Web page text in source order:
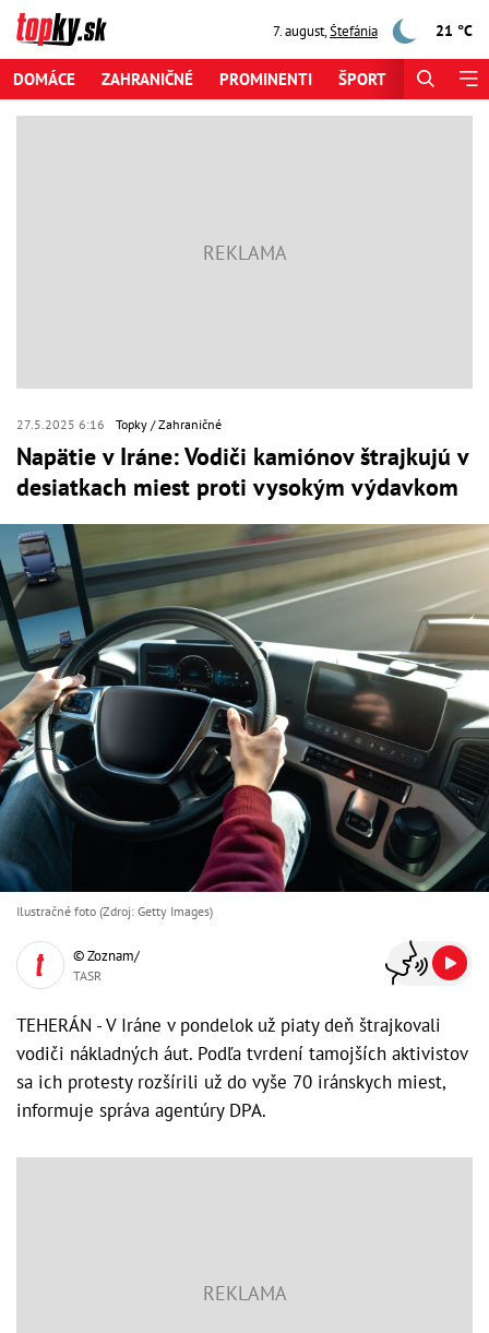
7. august,Štefánia 21 °C
DOMÁCE ZAHRANIČNÉ PROMINENTI ŠPORT
27.5.2025 6:16 Topky Zahraničné
Napätie v Iráne: Vodiči kamiónov štrajkujú v
desiatkach miest proti vysokým výdavkom
Ilustračné foto (Zdroj: Getty Images)
© Zoznam/
TASR
TEHERÁN - V Iráne v pondelok už piaty deň štrajkovali
vodiči nákladných áut. Podľa tvrdení tamojších aktivistov
sa ich protesty rozšírili už do vyše 70 iránskych miest,
informuje správa agentúry DPA.